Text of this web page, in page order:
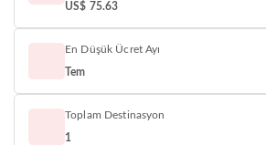
US$ 75.63
En Düşük Ücret Ayı
Tem
Toplam Destinasyon
1